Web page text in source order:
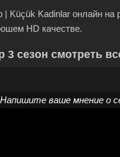
Küçük Kadinlar онлайн на
HD качестве.
3 сезон смотреть
ваше мнение о